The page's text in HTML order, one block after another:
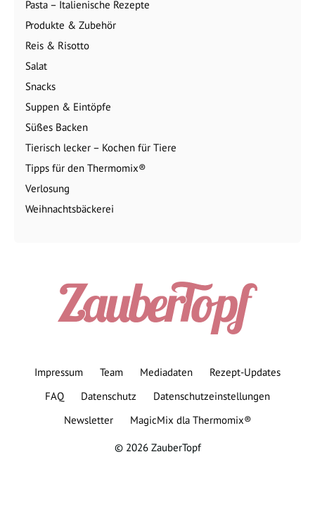
Pasta – Italienische Rezepte
Produkte & Zubehör
Reis & Risotto
Salat
Snacks
Suppen & Eintöpfe
Süßes Backen
Tierisch lecker – Kochen für Tiere
Tipps für den Thermomix®
Verlosung
Weihnachtsbäckerei
Impressum Team Mediadaten
Rezept-Updates
FAQ
Datenschutz
Datenschutzeinstellungen
Newsletter
MagicMix dla Thermomix®
© 2026 ZauberTopf